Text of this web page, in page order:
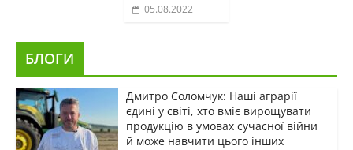
05.08.2022
БЛОГИ
Дмитро Соломчук: Наші аграрії
єдині у світі, хто вміє вирощувати
продукцію в умовах сучасної війни
й може навчити цього інших